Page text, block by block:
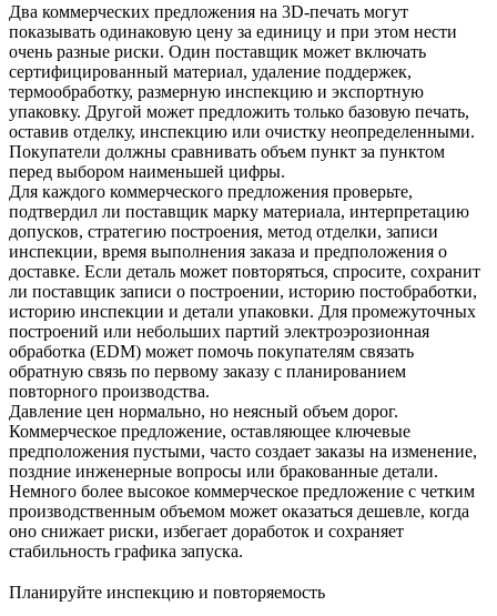
Два коммерческих предложения на 3D-печать могут
показывать одинаковую цену за единицу и при этом нести
очень разные риски. Один поставщик может включать
сертифицированный материал, удаление поддержек,
термообработку, размерную инспекцию и экспортную
упаковку. Другой может предложить только базовую печать,
оставив отделку, инспекцию или очистку неопределенными.
Покупатели должны сравнивать объем пункт за пунктом
перед выбором наименьшей цифры.
Для каждого коммерческого предложения проверьте,
подтвердил ли поставщик марку материала, интерпретацию
допусков, стратегию построения, метод отделки, записи
инспекции, время выполнения заказа и предположения о
доставке. Если деталь может повторяться, спросите, сохранит
ли поставщик записи о построении, историю постобработки,
историю инспекции и детали упаковки. Для промежуточных
построений или небольших партий электроэрозионная
обработка (EDM) может помочь покупателям связать
обратную связь по первому заказу с планированием
повторного производства.
Давление цен нормально, но неясный объем дорог.
Коммерческое предложение, оставляющее ключевые
предположения пустыми, часто создает заказы на изменение,
поздние инженерные вопросы или бракованные детали.
Немного более высокое коммерческое предложение с четким
производственным объемом может оказаться дешевле, когда
оно снижает риски, избегает доработок и сохраняет
стабильность графика запуска.
Планируйте инспекцию и повторяемость